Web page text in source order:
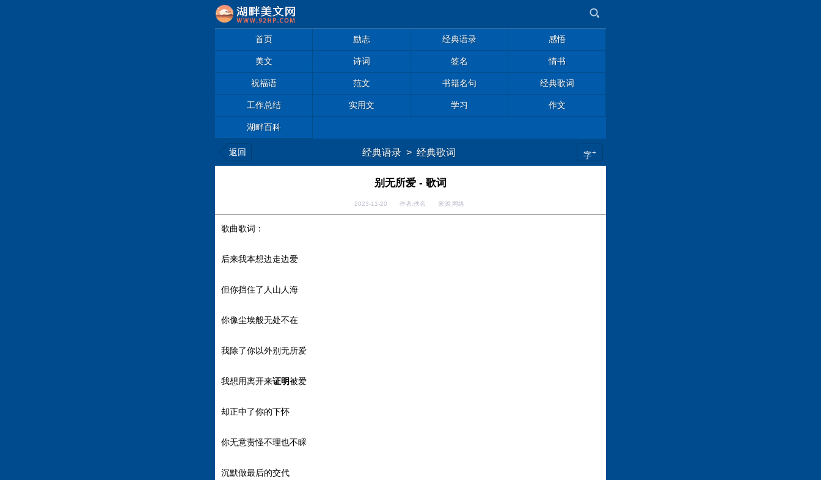
首页 励志 经典语录 感悟
美文 诗词 签名 情书
祝福语 范文 书籍名句 经典歌词
工作总结 实用文 学习 作文
湖畔百科
返回 经典语录 > 经典歌词 字+
别无所爱 - 歌词
2023-11-20 作者:佚名 来源:网络
歌曲歌词：
后来我本想边走边爱
但你挡住了人山人海
你像尘埃般无处不在
我除了你以外别无所爱
我想用离开来证明被爱
却正中了你的下怀
你无意责怪不理也不睬
沉默做最后的交代